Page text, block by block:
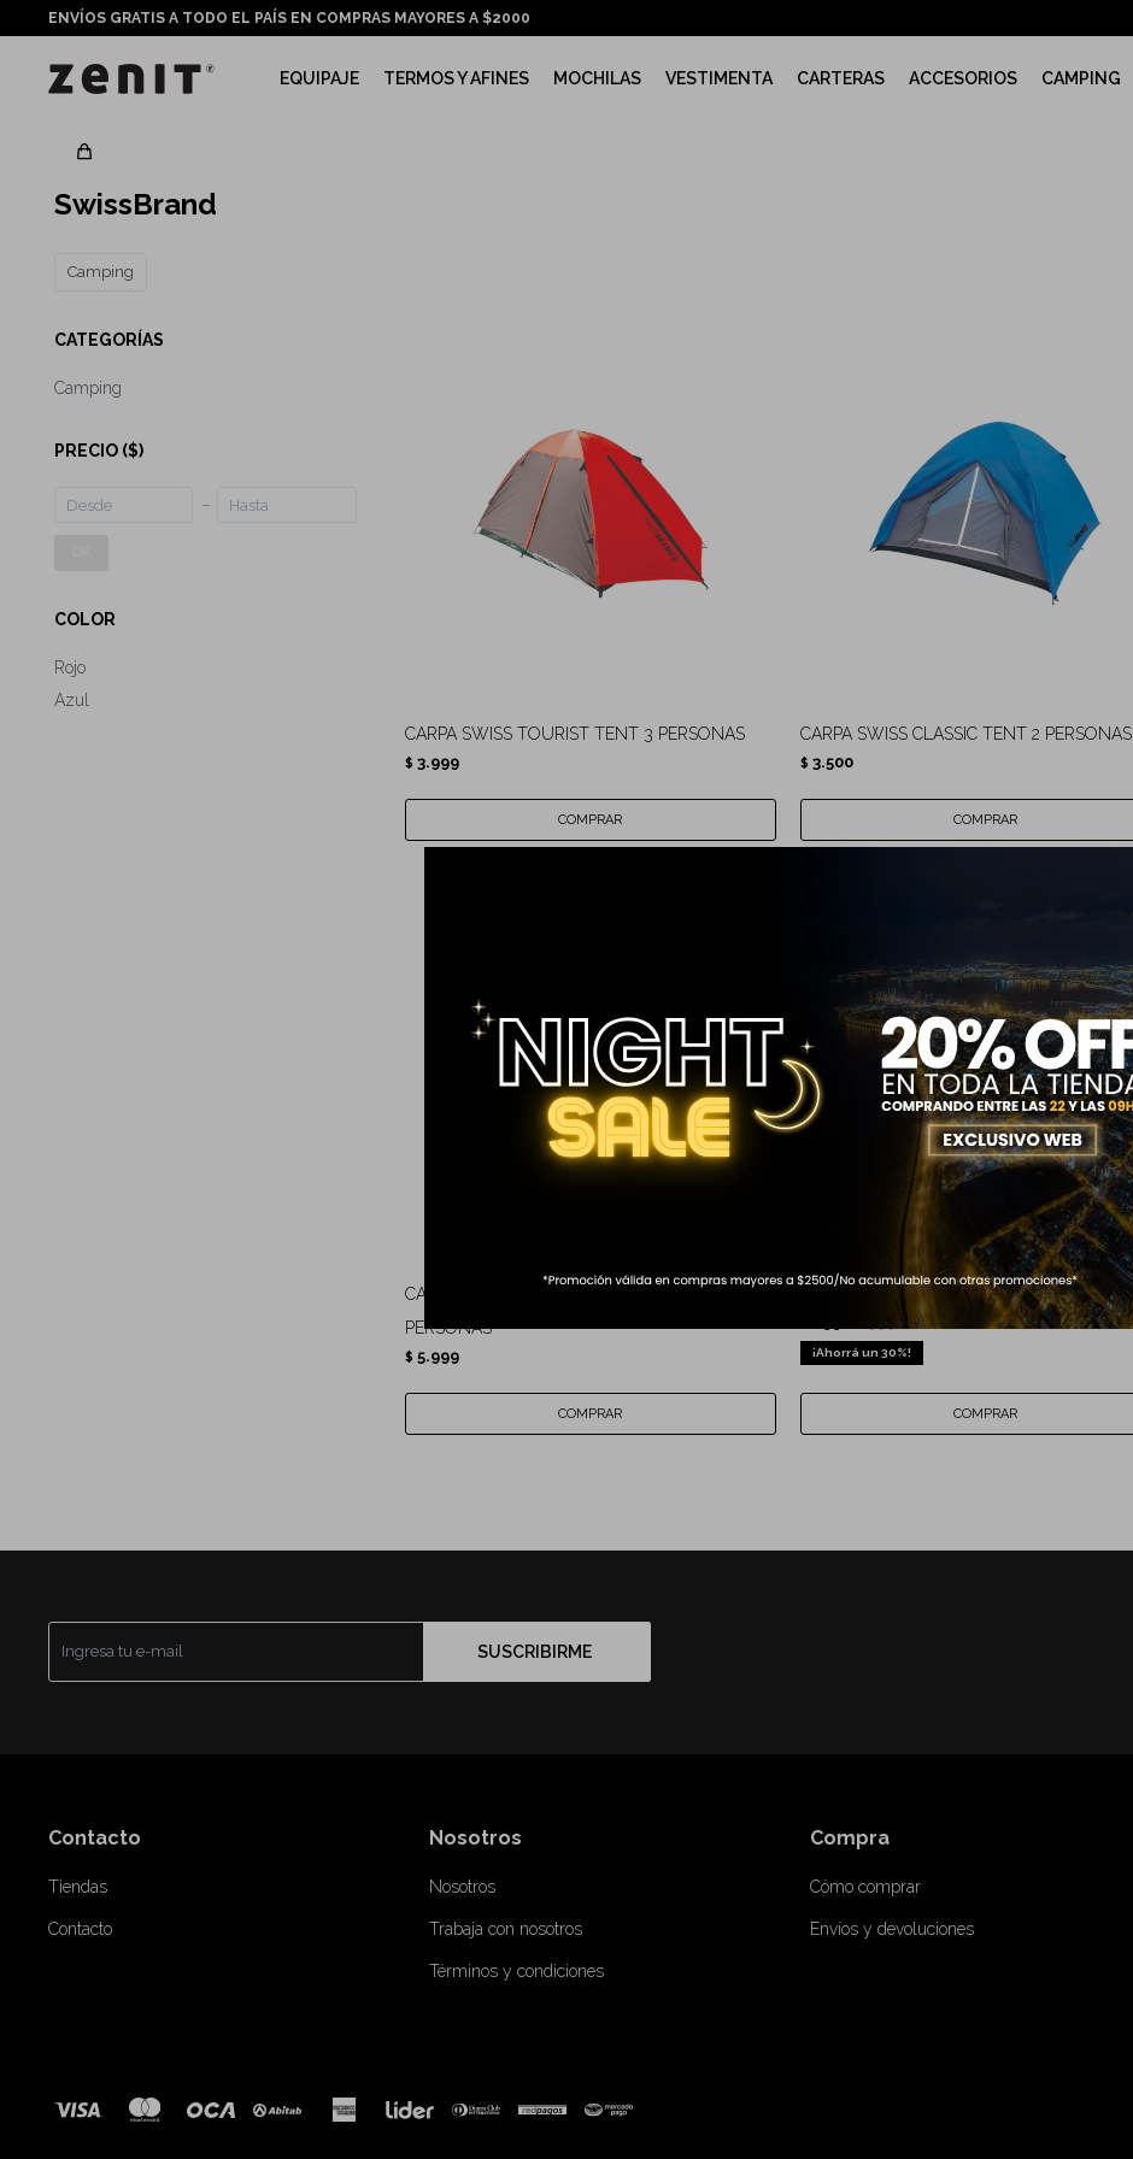
EQUIPAJE TERMOS Y AFINES MOCHILAS VESTIMENTA CARTERAS ACCESORIOS CAMPING
ENVÍOS GRATIS A TODO EL PAÍS EN COMPRAS MAYORES A $2000
SwissBrand
Camping
CARPA SWISS TOURIST TENT 3 PERSONAS
$ 3.999
CARPA SWISS CLASSIC TENT 2 PERSONAS
$ 3.500
CARPA SWISS ALL AROUND TENT 6
PERSONAS
$ 5.999
SILLA SWISSBRAND OUTDOOR AZUL
30
CATEGORÍAS
Camping
PRECIO ($)
COLOR
Rojo
Azul
SUSCRIBIRME
Contacto
Tiendas
Contacto
Nosotros
Nosotros
Trabaja con nosotros
Términos y condiciones
Compra
Cómo comprar
Envíos y devoluciones